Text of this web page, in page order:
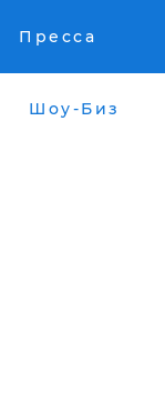
Пресса
Шоу-Биз